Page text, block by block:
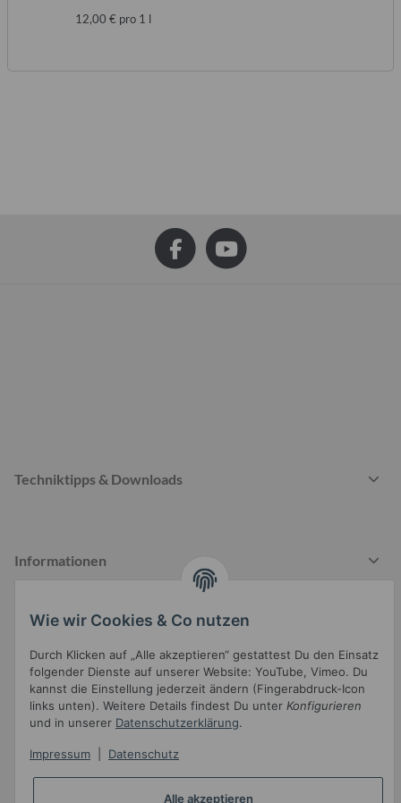
12,00 € pro 1 l
Techniktipps & Downloads
Informationen
Widerrufsbutton
Wie wir Cookies & Co nutzen
Durch Klicken auf „Alle akzeptieren“ gestattest Du den Einsatz
folgender Dienste auf unserer Website: YouTube, Vimeo. Du
kannst die Einstellung jederzeit ändern (Fingerabdruck-Icon
links unten). Weitere Details findest Du unter Konfigurieren
und in unserer Datenschutzerklärung.
Impressum Datenschutz
Alle akzeptieren